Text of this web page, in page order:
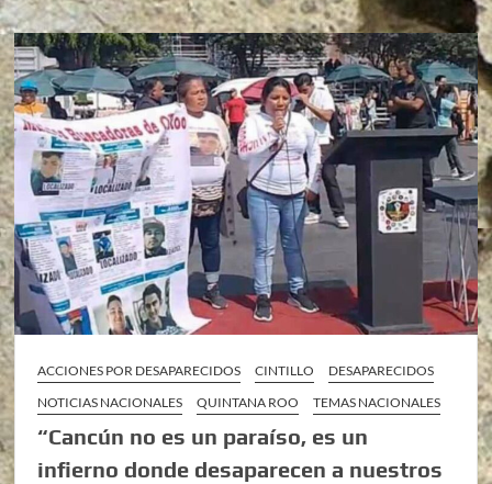
ACCIONES POR DESAPARECIDOS CINTILLO
DESAPARECIDOS
NOTICIAS NACIONALES
QUINTANA ROO TEMAS NACIONALES
“Cancún no es un paraíso, es un
infierno donde desaparecen a nuestros